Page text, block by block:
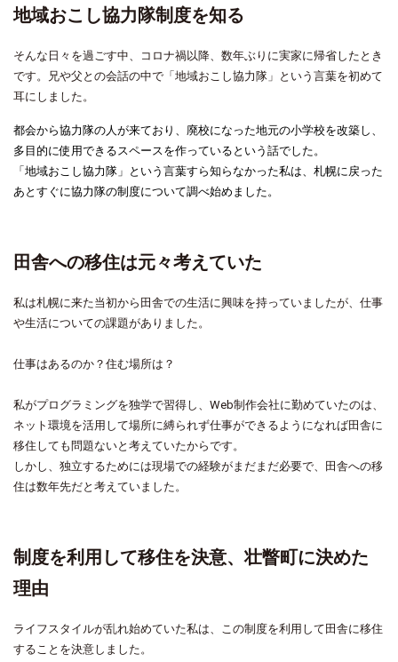
地域おこし協力隊制度を知る
そんな日々を過ごす中、コロナ禍以降、数年ぶりに実家に帰省したとき
です。兄や父との会話の中で「地域おこし協力隊」という言葉を初めて
耳にしました。
都会から協力隊の人が来ており、廃校になった地元の小学校を改築し、
多目的に使用できるスペースを作っているという話でした。
「地域おこし協力隊」という言葉すら知らなかった私は、札幌に戻った
あとすぐに協力隊の制度について調べ始めました。
田舎への移住は元々考えていた
私は札幌に来た当初から田舎での生活に興味を持っていましたが、仕事
や生活についての課題がありました。
仕事はあるのか？住む場所は？
私がプログラミングを独学で習得し、Web制作会社に勤めていたのは、
ネット環境を活用して場所に縛られず仕事ができるようになれば田舎に
移住しても問題ないと考えていたからです。
しかし、独立するためには現場での経験がまだまだ必要で、田舎への移
住は数年先だと考えていました。
制度を利用して移住を決意、壮瞥町に決めた
理由
ライフスタイルが乱れ始めていた私は、この制度を利用して田舎に移住
することを決意しました。